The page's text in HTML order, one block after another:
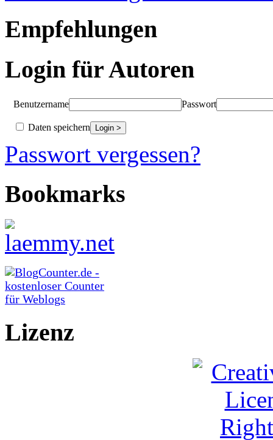
Empfehlungen
Login für Autoren
Benutzername Passwort
Daten speichern
Passwort vergessen?
Bookmarks
Lizenz